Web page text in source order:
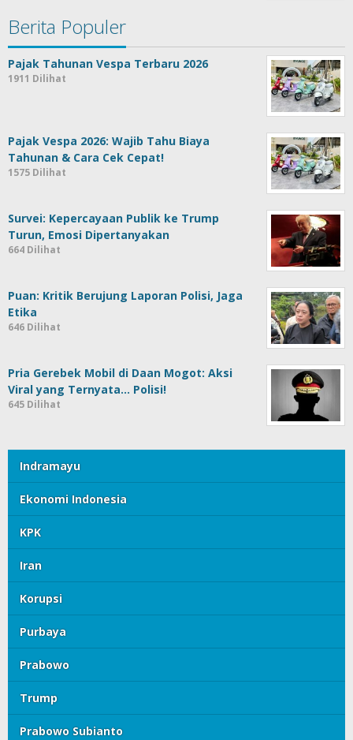
Berita Populer
Pajak Tahunan Vespa Terbaru 2026
1911 Dilihat
Pajak Vespa 2026: Wajib Tahu Biaya
Tahunan & Cara Cek Cepat!
1575 Dilihat
Survei: Kepercayaan Publik ke Trump
Turun, Emosi Dipertanyakan
664 Dilihat
Puan: Kritik Berujung Laporan Polisi, Jaga
Etika
646 Dilihat
Pria Gerebek Mobil di Daan Mogot: Aksi
Viral yang Ternyata… Polisi!
645 Dilihat
Indramayu
Ekonomi Indonesia
KPK
Iran
Korupsi
Purbaya
Prabowo
Trump
Prabowo Subianto